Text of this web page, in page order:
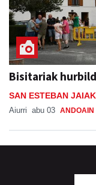
Bisitariak
SAN ESTEBAN
Aiurri abu 03 ANDOAIN